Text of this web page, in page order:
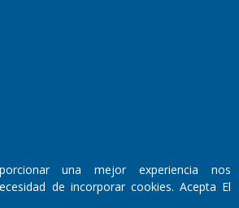
855,
una mejor experiencia nos
de incorporar cookies. Acepta El